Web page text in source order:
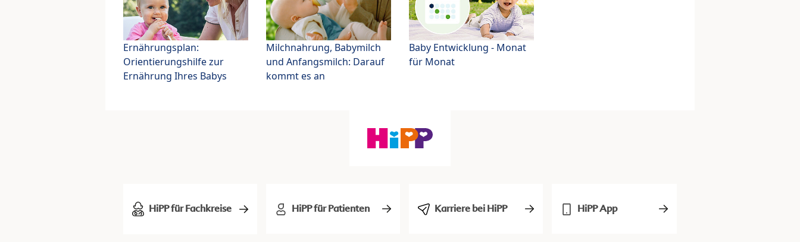
Ernährungsplan:
Orientierungshilfe zur
Ernährung Ihres Babys
Milchnahrung, Babymilch
und Anfangsmilch: Darauf
kommt es an
Baby Entwicklung - Monat
für Monat
HiPP für Fachkreise HiPP für Patienten Karriere bei HiPP HiPP App